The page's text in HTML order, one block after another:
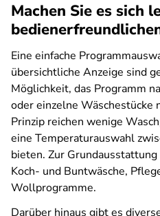
Machen Sie es sich
Eine einfache
übersichtliche Anzeige sind
Möglichkeit, das Programm
oder einzelne Wäschestücke
Prinzip reichen wenige
eine Temperaturauswahl
bieten. Zur
Koch- und Buntwäsche,
Wollprogramme.
Darüber hinaus gibt es